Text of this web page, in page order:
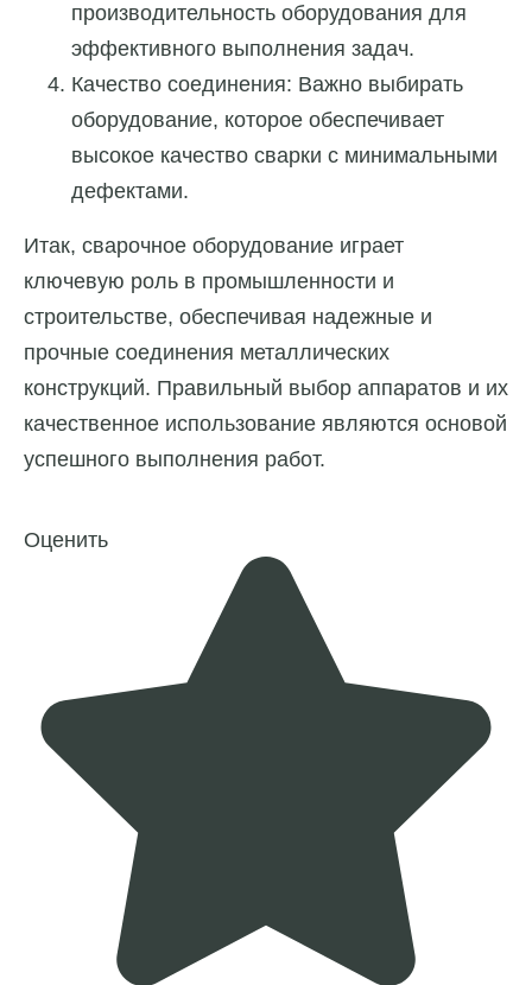
производительность оборудования для
эффективного выполнения задач.
Качество соединения: Важно выбирать
оборудование, которое обеспечивает
высокое качество сварки с минимальными
дефектами.
Итак, сварочное оборудование играет
ключевую роль в промышленности и
строительстве, обеспечивая надежные и
прочные соединения металлических
конструкций. Правильный выбор аппаратов и их
качественное использование являются основой
успешного выполнения работ.
Оценить